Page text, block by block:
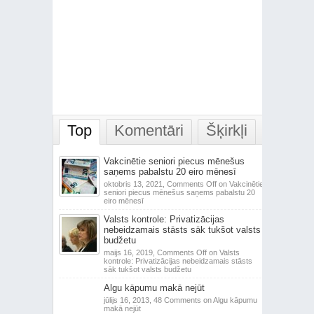
Top Komentāri Šķirkļi
Vakcinētie seniori piecus mēnešus
saņems pabalstu 20 eiro mēnesī
oktobris 13, 2021, Comments Offon Vakcinētie
seniori piecus mēnešus saņems pabalstu 20
eiro mēnesī
Valsts kontrole: Privatizācijas
nebeidzamais stāsts sāk tukšot valsts
budžetu
maijs 16, 2019, Comments Offon Valsts
kontrole: Privatizācijas nebeidzamais stāsts
sāk tukšot valsts budžetu
Algu kāpumu makā nejūt
jūlijs 16, 2013, 48 Comments on Algu kāpumu
makā nejūt